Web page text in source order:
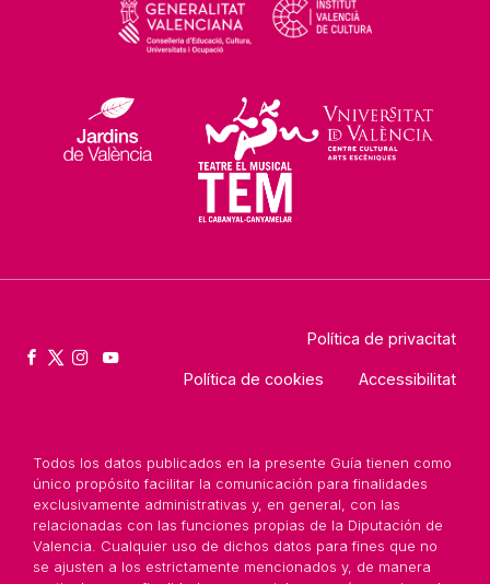
Política de privacitat
Política de cookies Accessibilitat
Todos los datos publicados en la presente Guía tienen como
único propósito facilitar la comunicación para finalidades
exclusivamente administrativas y, en general, con las
relacionadas con las funciones propias de la Diputación de
Valencia. Cualquier uso de dichos datos para fines que no
se ajusten a los estrictamente mencionados y, de manera